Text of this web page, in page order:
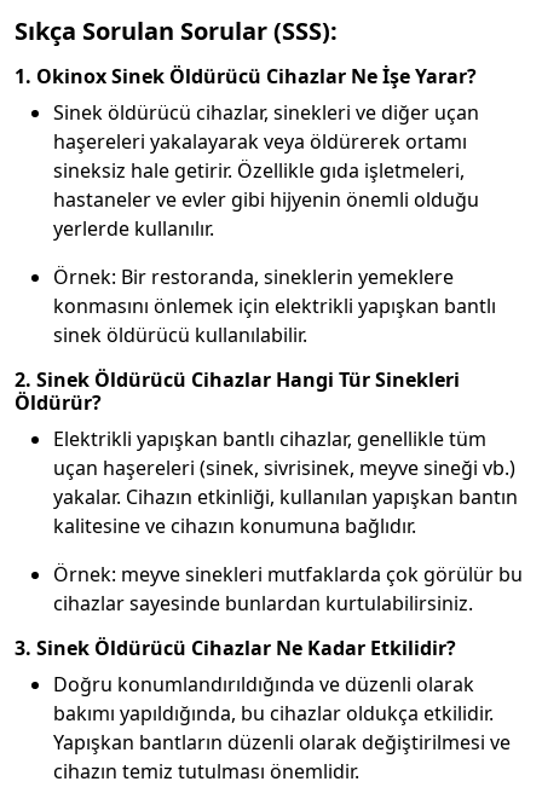
Sıkça Sorulan Sorular (SSS):
1. Okinox Sinek Öldürücü Cihazlar Ne İşe Yarar?
Sinek öldürücü cihazlar, sinekleri ve diğer uçan
haşereleri yakalayarak veya öldürerek ortamı
sineksiz hale getirir. Özellikle gıda işletmeleri,
hastaneler ve evler gibi hijyenin önemli olduğu
yerlerde kullanılır.
Örnek: Bir restoranda, sineklerin yemeklere
konmasını önlemek için elektrikli yapışkan bantlı
sinek öldürücü kullanılabilir.
2. Sinek Öldürücü Cihazlar Hangi Tür Sinekleri
Öldürür?
Elektrikli yapışkan bantlı cihazlar, genellikle tüm
uçan haşereleri (sinek, sivrisinek, meyve sineği vb.)
yakalar. Cihazın etkinliği, kullanılan yapışkan bantın
kalitesine ve cihazın konumuna bağlıdır.
Örnek: meyve sinekleri mutfaklarda çok görülür bu
cihazlar sayesinde bunlardan kurtulabilirsiniz.
3. Sinek Öldürücü Cihazlar Ne Kadar Etkilidir?
Doğru konumlandırıldığında ve düzenli olarak
bakımı yapıldığında, bu cihazlar oldukça etkilidir.
Yapışkan bantların düzenli olarak değiştirilmesi ve
cihazın temiz tutulması önemlidir.